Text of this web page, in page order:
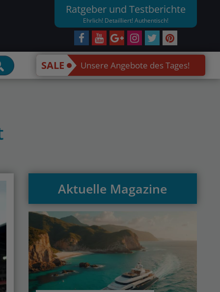
Ratgeber und Testberichte
Ehrlich! Detailliert! Authentisch!
SALE Unsere Angebote des Tages!
Aktuelle Magazine